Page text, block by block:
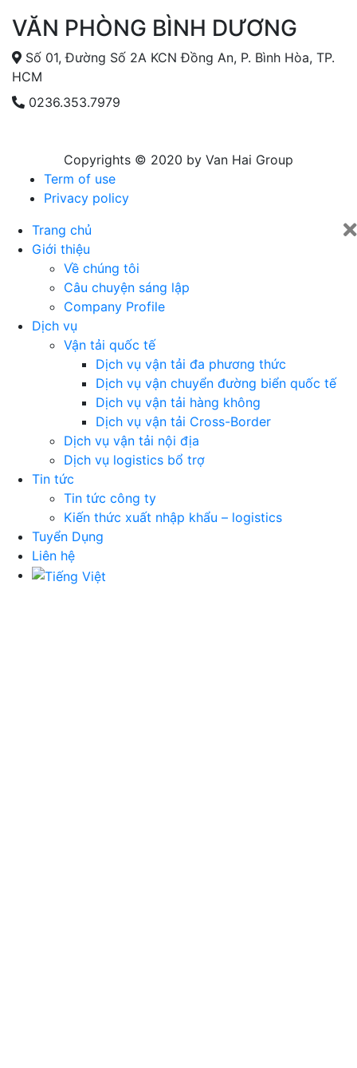
VĂN PHÒNG BÌNH DƯƠNG
Số 01, Đường Số 2A KCN Đồng An, P. Bình Hòa, TP.
HCM
0236.353.7979
Copyrights © 2020 by Van Hai Group
Term of use
Privacy policy
Trang chủ
Giới thiệu
Về chúng tôi
Câu chuyện sáng lập
Company Profile
Dịch vụ
Vận tải quốc tế
Dịch vụ vận tải đa phương thức
Dịch vụ vận chuyển đường biển quốc tế
Dịch vụ vận tải hàng không
Dịch vụ vận tải Cross-Border
Dịch vụ vận tải nội địa
Dịch vụ logistics bổ trợ
Tin tức
Tin tức công ty
Kiến thức xuất nhập khẩu – logistics
Tuyển Dụng
Liên hệ